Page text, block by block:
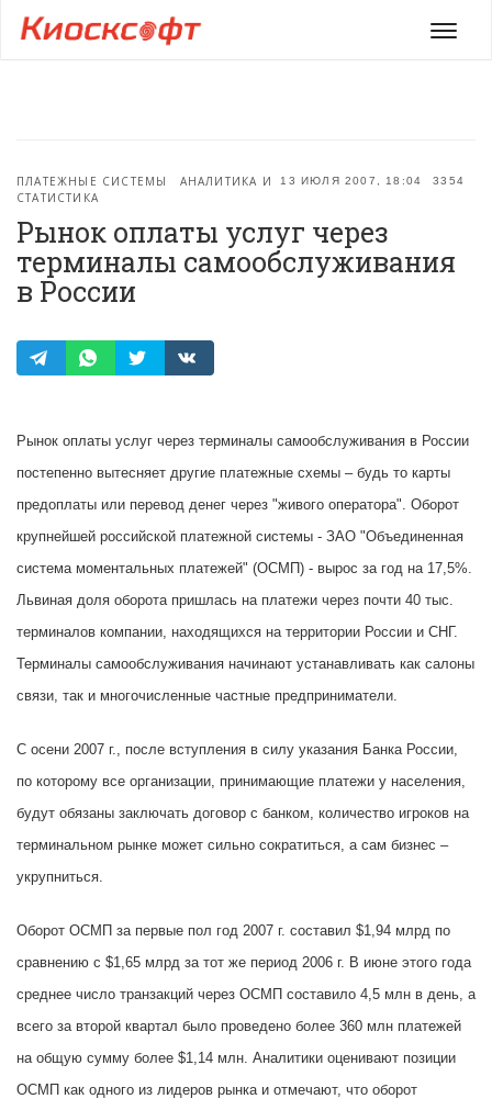
Меню
13 ИЮЛЯ 2007, 18:04 3354
ПЛАТЕЖНЫЕ СИСТЕМЫ
АНАЛИТИКА И
СТАТИСТИКА
Рынок оплаты услуг через
терминалы самообслуживания
в России
Рынок оплаты услуг через терминалы самообслуживания в России
постепенно вытесняет другие платежные схемы – будь то карты
предоплаты или перевод денег через "живого оператора". Оборот
крупнейшей российской платежной системы - ЗАО "Объединенная
система моментальных платежей" (ОСМП) - вырос за год на 17,5%.
Львиная доля оборота пришлась на платежи через почти 40 тыс.
терминалов компании, находящихся на территории России и СНГ.
Терминалы самообслуживания начинают устанавливать как салоны
связи, так и многочисленные частные предприниматели.
С осени 2007 г., после вступления в силу указания Банка России,
по которому все организации, принимающие платежи у населения,
будут обязаны заключать договор с банком, количество игроков на
терминальном рынке может сильно сократиться, а сам бизнес –
укрупниться.
Оборот ОСМП за первые пол год 2007 г. составил $1,94 млрд по
сравнению с $1,65 млрд за тот же период 2006 г. В июне этого года
среднее число транзакций через ОСМП составило 4,5 млн в день, а
всего за второй квартал было проведено более 360 млн платежей
на общую сумму более $1,14 млн. Аналитики оценивают позиции
ОСМП как одного из лидеров рынка и отмечают, что оборот